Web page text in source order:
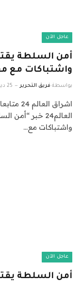
عاجل الآن
أمن السلطة
واشتباكات مع
بواسطة فريق التحرير 25 ديسمبر، 2024
اشراق
العالم24 خبر
واشتباكات مع…
عاجل الآن
أمن السلطة